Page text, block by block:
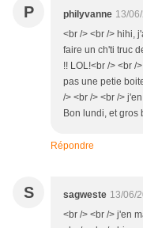
P philyvanne 13/
<br /> <br /> hihi,
faire un ch'ti truc
!! LOL!<br /> <br /
pas une petie
/> <br /> <br />
Bon lundi, et gros
Répondre
S sagweste 13/06/
<br /> <br /> j'en